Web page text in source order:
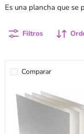
Es una plancha que se
Filtros
Comparar
pluma
50x70
3mm